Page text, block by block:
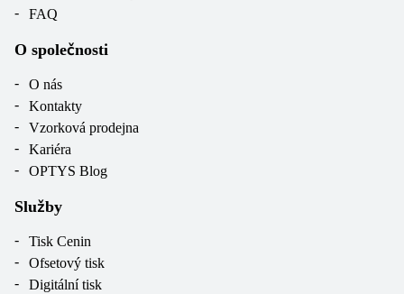
FAQ
O společnosti
O nás
Kontakty
Vzorková prodejna
Kariéra
OPTYS Blog
Služby
Tisk Cenin
Ofsetový tisk
Digitální tisk